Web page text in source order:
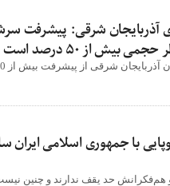
آذربایجان شرقی: پیشرفت
از 50 درصد است
با جمهوری اسلامی ایران
حد یقف ندارند و چنین